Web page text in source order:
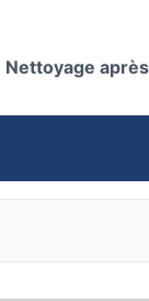
Nettoyage